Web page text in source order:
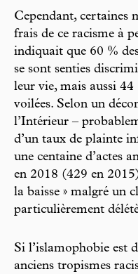
Cependant, certaines
frais de ce racisme à
indiquait que 60 %
se sont senties
leur vie, mais aussi
voilées. Selon un
l’Intérieur –
d’un taux de plainte
une centaine d’actes
en 2018 (429 en
la baisse » malgré un
particulièrement
Si l’islamophobie est
anciens tropismes